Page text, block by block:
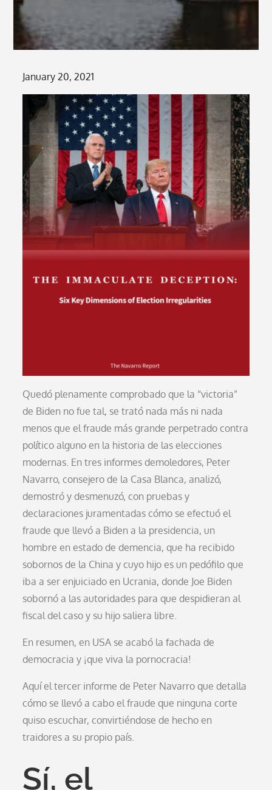
Posted
on
January 20, 2021
Quedó plenamente comprobado que la “victoria”
de Biden no fue tal, se trató nada más ni nada
menos que el fraude más grande perpetrado contra
político alguno en la historia de las elecciones
modernas. En tres informes demoledores, Peter
Navarro, consejero de la Casa Blanca, analizó,
demostró y desmenuzó, con pruebas y
declaraciones juramentadas cómo se efectuó el
fraude que llevó a Biden a la presidencia, un
hombre en estado de demencia, que ha recibido
sobornos de la China y cuyo hijo es un pedófilo que
iba a ser enjuiciado en Ucrania, donde Joe Biden
sobornó a las autoridades para que despidieran al
fiscal del caso y su hijo saliera libre.
En resumen, en USA se acabó la fachada de
democracia y ¡que viva la pornocracia!
Aquí el tercer informe de Peter Navarro que detalla
cómo se llevó a cabo el fraude que ninguna corte
quiso escuchar, convirtiéndose de hecho en
traidores a su propio país.
Sí, el